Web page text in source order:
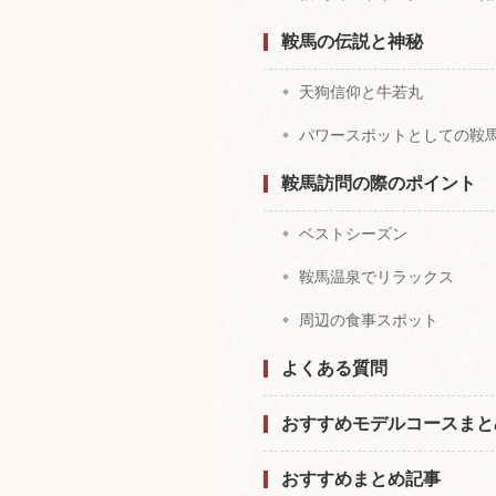
鞍馬の伝説と神秘
天狗信仰と牛若丸
パワースポットとしての鞍
鞍馬訪問の際のポイント
ベストシーズン
鞍馬温泉でリラックス
周辺の食事スポット
よくある質問
おすすめモデルコースま
おすすめまとめ記事